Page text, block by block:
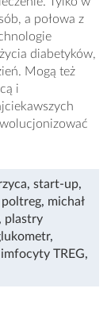
a połowa z
diabetyków,
Mogą też
i
, start-up,
poltreg, michał
plastry
,
limfocyty TREG,